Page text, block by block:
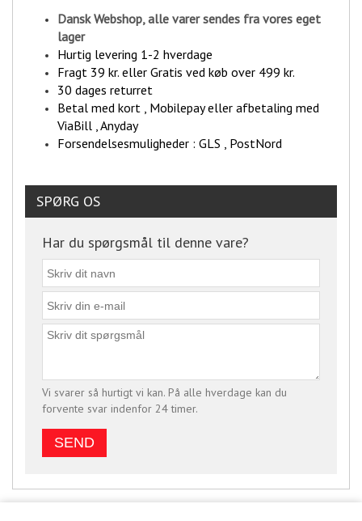
Dansk Webshop, alle varer sendes fra vores eget
lager
Hurtig levering 1-2 hverdage
Fragt 39 kr. eller Gratis ved køb over 499 kr.
30 dages returret
Betal med kort , Mobilepay eller afbetaling med
ViaBill , Anyday
Forsendelsesmuligheder : GLS , PostNord
SPØRG OS
Har du spørgsmål til denne vare?
Vi svarer så hurtigt vi kan. På alle hverdage kan du
forvente svar indenfor 24 timer.